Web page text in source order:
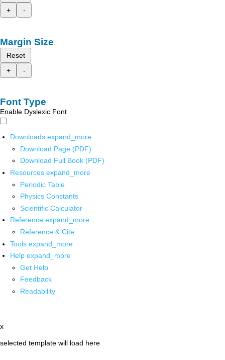
+
-
Margin Size
Reset
+
-
Font Type
Enable Dyslexic Font
Downloads expand_more
Download Page (PDF)
Download Full Book (PDF)
Resources expand_more
Periodic Table
Physics Constants
Scientific Calculator
Reference expand_more
Reference & Cite
Tools expand_more
Help expand_more
Get Help
Feedback
Readability
x
selected template will load here